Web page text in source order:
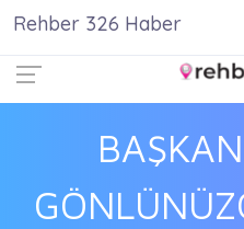
Rehber 326 Haber